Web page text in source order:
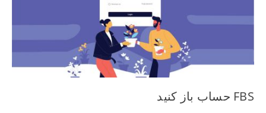
FBS حساب باز کنید